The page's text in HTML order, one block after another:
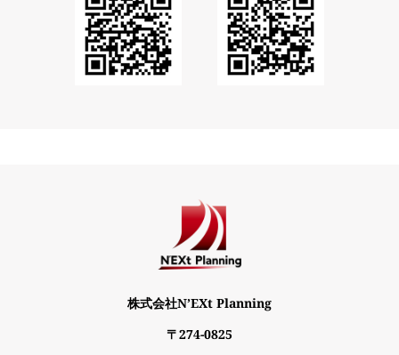
株式会社N’EXt Planning
〒274-0825